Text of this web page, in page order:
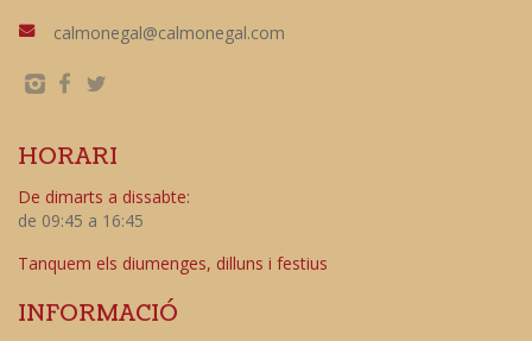
calmonegal@calmonegal.com
HORARI
De dimarts a dissabte:
de 09:45 a 16:45
Tanquem els diumenges, dilluns i festius
INFORMACIÓ